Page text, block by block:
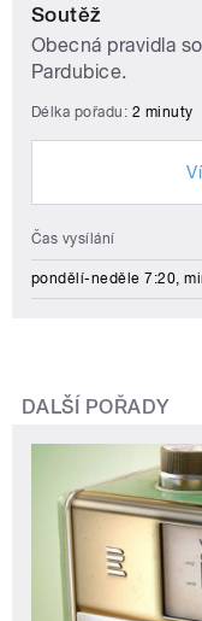
Soutěž
Obecná pravidla
Pardubice.
Délka pořadu: 2 minuty
Čas vysílání
pondělí-neděle 7:20,
DALŠÍ POŘADY